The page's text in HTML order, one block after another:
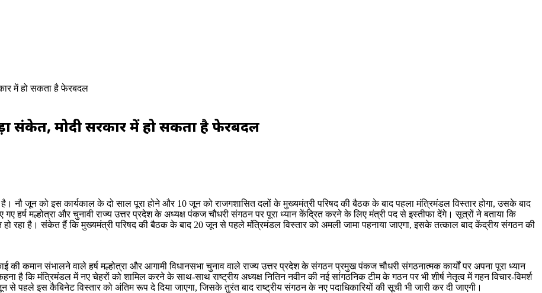
में हो सकता है फेरबदल
संकेत, मोदी सरकार में हो सकता है फेरबदल
नौ जून को इस कार्यकाल के दो साल पूरा होने और 10 जून को राजगशासित दलों के मुख्यमंत्री परिषद की बैठक के बाद पहला मंत्रिमंडल विस्तार होगा, उसके बाद
हर्ष मल्होत्रा और चुनावी राज्य उत्तर प्रदेश के अध्यक्ष पंकज चौधरी संगठन पर पूरा ध्यान केंद्रित करने के लिए मंत्री पद से इस्तीफा देंगे। सूत्रों ने बताया कि
हो रहा है। संकेत हैं कि मुख्यमंत्री परिषद की बैठक के बाद 20 जून से पहले मंत्रिमंडल विस्तार को अमली जामा पहनाया जाएगा, इसके तत्काल बाद केंद्रीय संगठन की
की कमान संभालने वाले हर्ष मल्होत्रा और आगामी विधानसभा चुनाव वाले राज्य उत्तर प्रदेश के संगठन प्रमुख पंकज चौधरी संगठनात्मक कार्यों पर अपना पूरा ध्यान
है कि मंत्रिमंडल में नए चेहरों को शामिल करने के साथ-साथ राष्ट्रीय अध्यक्ष नितिन नवीन की नई सांगठनिक टीम के गठन पर भी शीर्ष नेतृत्व में गहन विचार-विमर्श
पहले इस कैबिनेट विस्तार को अंतिम रूप दे दिया जाएगा, जिसके तुरंत बाद राष्ट्रीय संगठन के नए पदाधिकारियों की सूची भी जारी कर दी जाएगी।